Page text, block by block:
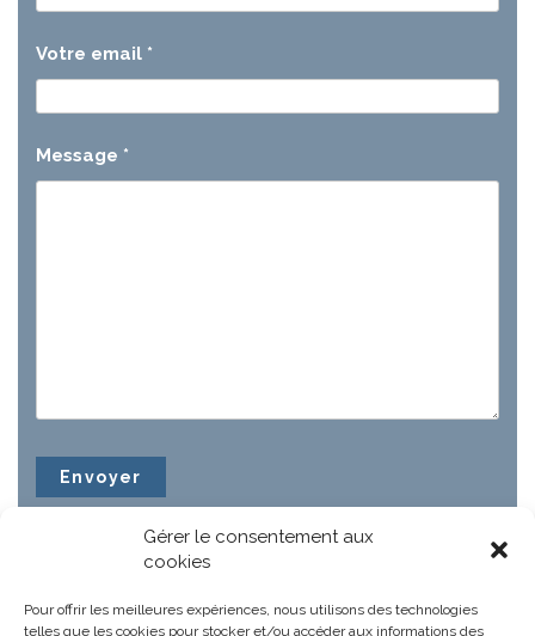
Gérer le consentement aux
cookies
Pour offrir les meilleures expériences, nous utilisons des technologies
telles que les cookies pour stocker et/ou accéder aux informations des
Votre email *
Message *